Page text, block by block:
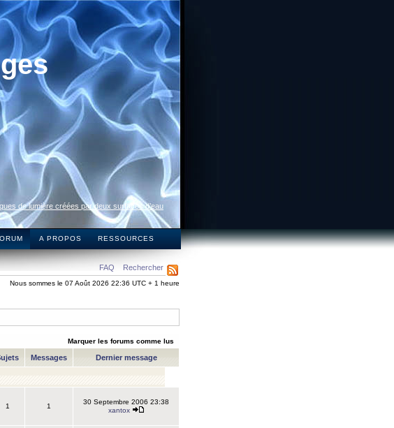
de lumière créées par deux surfaces d’eau
A PROPOS RESSOURCES
FAQ Rechercher
Nous sommes le 07 Août 2026 22:36 UTC + 1 heure
Marquer les forums comme lus
Messages Dernier message
1 1
30 Septembre 2006 23:38
xantox